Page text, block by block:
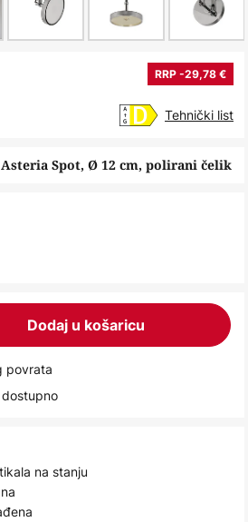
Spot, Ø 12 cm, polirani čelik
RRP -29,78 €
Tehnički list
Dodaj u košaricu
povrata
na stanju